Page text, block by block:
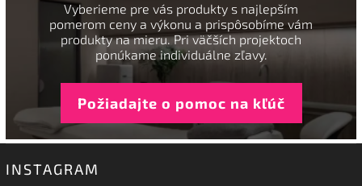
Vyberieme pre vás produkty s najlepším
pomerom ceny a výkonu a prispôsobíme vám
produkty na mieru. Pri väčších projektoch
ponúkame individuálne zľavy.
Požiadajte o pomoc na kľúč
INSTAGRAM